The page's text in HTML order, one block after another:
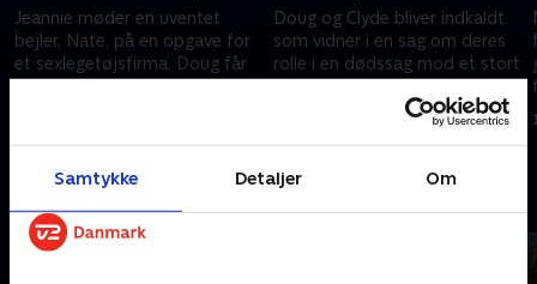
Samtykke Detaljer Om
Jeannie møder en uventet
bejler, Nate, på en opgave for
et sexlegetøjsfirma. Doug får
Doug og Clyde bliver indkaldt
som vidner i en sag om deres
rolle i en dødssag mod et stort
1. september 2025 • 28 min